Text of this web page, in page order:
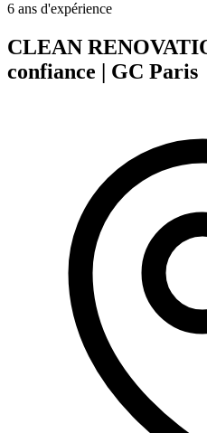
6 ans d'expérience
CLEAN
confiance | GC Paris